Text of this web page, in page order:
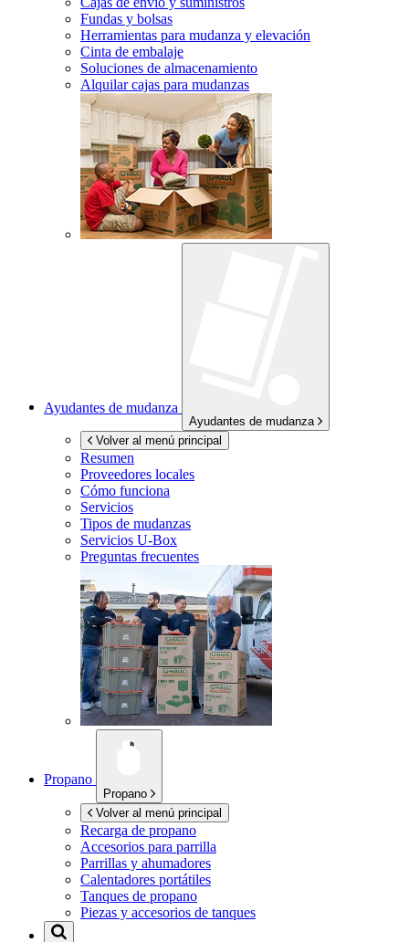
Fundas y bolsas
Herramientas para mudanza y elevación
Cinta de embalaje
Soluciones de almacenamiento
Alquilar cajas para mudanzas
Ayudantes de mudanza
Ayudantes de mudanza
Volver al menú principal
Resumen
Proveedores locales
Cómo funciona
Servicios
Tipos de mudanzas
Servicios U-Box
Preguntas frecuentes
Propano
Propano
Volver al menú principal
Recarga de propano
Accesorios para parrilla
Parrillas y ahumadores
Calentadores portátiles
Tanques de propano
Piezas y accesorios de tanques